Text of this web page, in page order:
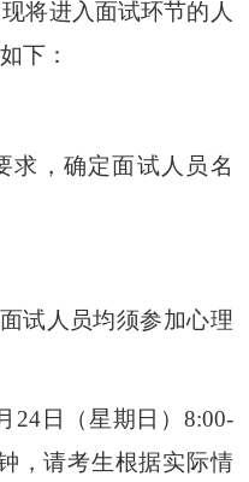
将进入面试环节的人
下：
求，确定面试人员名
试人员均须参加心理
24日（星期日）8:00-
，请考生根据实际情